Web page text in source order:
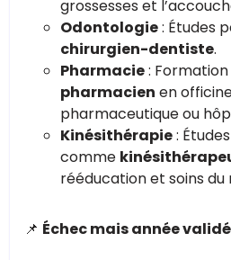
grossesses et
Odontologie: Études
chirurgien-dentiste.
Pharmacie:
pharmacien en
pharmaceutique ou
Kinésithérapie:
comme
rééducation et soins du
📌 Échec mais année